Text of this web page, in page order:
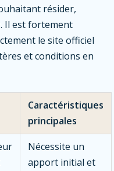
résider,
Il est fortement
le site officiel
et conditions en
Caractéristiques
principales
Nécessite un
apport initial et